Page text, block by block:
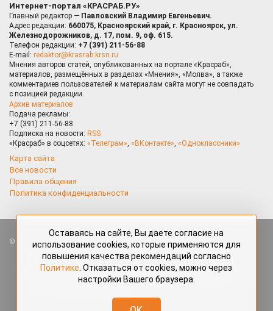
Интернет-портал «КРАСРАБ.РУ»
Главный редактор — Павловский Владимир Евгеньевич.
Адрес редакции: 660075, Красноярский край, г. Красноярск, ул.
Железнодорожников, д. 17, пом. 9, оф. 615.
Телефон редакции: +7 (391) 211-56-88
E-mail: redaktor@krasrab.krsn.ru
Мнения авторов статей, опубликованных на портале «Красраб»,
материалов, размещённых в разделах «Мнения», «Молва», а также
комментариев пользователей к материалам сайта могут не совпадать
с позицией редакции.
Архив материалов
Подача рекламы:
+7 (391) 211-56-88
Подписка на новости: RSS
«Красраб» в соцсетях: «Телеграм», «ВКонтакте», «Одноклассники»
Карта сайта
Все новости
Правила общения
Политика конфиденциальности
Все права защищены. Любые материалы, размещённые на портале
«Красраб.ру» сотрудниками редакции, нештатными авторами
и читателями, являются объектами авторского права. Полное или
частичное использование материалов, размещённых на портале
«Красраб.ру», допускается только с письменного согласия редакции
redaktor@krasrab.krsn.ru.
Оставаясь на сайте, Вы даете согласие на
использование cookies, которые применяются для
повышения качества рекомендаций согласно
Политике . Отказаться от cookies, можно через
настройки Вашего браузера.